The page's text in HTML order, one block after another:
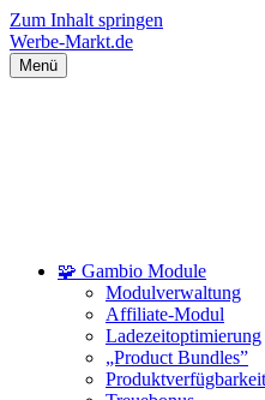
Zum Inhalt springen
Werbe-Markt.de
Menü
🧩 Gambio Module
Modulverwaltung
Affiliate-Modul
Ladezeitoptimierung
„Product Bundles”
Produktverfügbarkeit